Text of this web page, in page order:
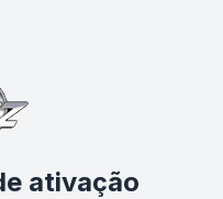
ativação